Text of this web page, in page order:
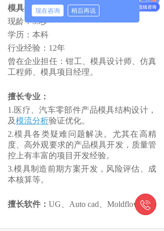
模具开发顾问 严修勇
现龄：35岁
学历：本科
行业经验：12年
曾在企业担任：钳工、模具设计师、仿真
工程师、模具项目经理。
擅长专业：
1.医疗、汽车零部件产品模具结构设计，
及模流分析验证优化。
2.模具各类疑难问题解决。尤其在高精
度、高外观要求的产品模具开发，质量管
控上有丰富的项目开发经验。
3.模具制造前期方案开发，风险评估、成
本核算等。
擅长软件： UG、Auto cad、Moldflow 
现在咨询 稍后再说